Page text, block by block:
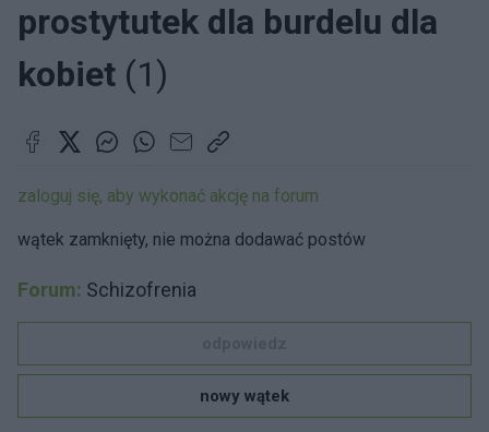
prostytutek dla burdelu dla
kobiet (1)
zaloguj się, aby wykonać akcję na forum
wątek zamknięty, nie można dodawać postów
Forum: Schizofrenia
nowy wątek